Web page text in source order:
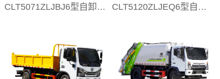
CLT5071ZLJBJ6型自卸式垃圾车 M5 CLT5120ZLJEQ6型自卸式垃圾车 东风D7